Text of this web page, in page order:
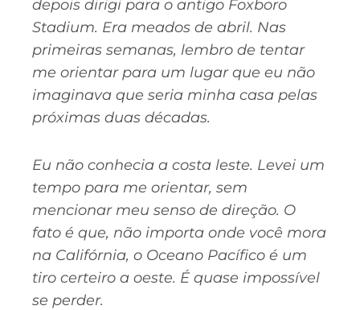
depois dirigi para o antigo Foxboro
Stadium. Era meados de abril. Nas
primeiras semanas, lembro de tentar
me orientar para um lugar que eu não
imaginava que seria minha casa pelas
próximas duas décadas.
Eu não conhecia a costa leste. Levei um
tempo para me orientar, sem
mencionar meu senso de direção. O
fato é que, não importa onde você mora
na Califórnia, o Oceano Pacífico é um
tiro certeiro a oeste. É quase impossível
se perder.